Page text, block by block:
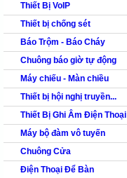
Thiết Bị VoIP
Thiết bị chống sét
Báo Trộm - Báo Cháy
Chuông báo giờ tự động
Máy chiếu - Màn chiều
Thiết bị hội nghị truyền...
Thiết Bị Ghi Âm Điện Thoại
Máy bộ đàm vô tuyến
Chuông Cửa
Điện Thoại Để Bàn